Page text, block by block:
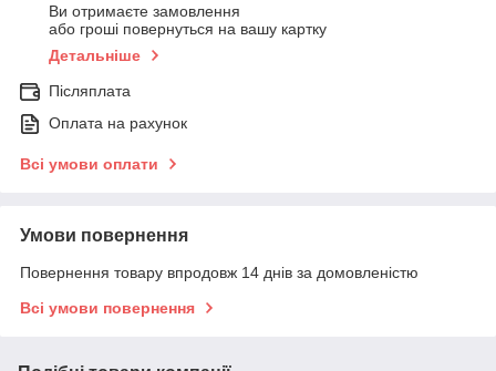
Ви отримаєте замовлення
або гроші повернуться на вашу картку
Детальніше
Післяплата
Оплата на рахунок
Всі умови оплати
Умови повернення
Повернення товару впродовж 14 днів за домовленістю
Всі умови повернення